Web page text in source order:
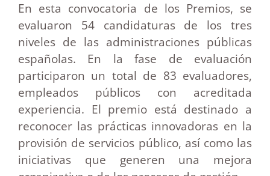
En esta convocatoria de los Premios, se
evaluaron 54 candidaturas de los tres
niveles de las administraciones públicas
españolas. En la fase de evaluación
participaron un total de 83 evaluadores,
empleados públicos con acreditada
experiencia. El premio está destinado a
reconocer las prácticas innovadoras en la
provisión de servicios público, así como las
iniciativas que generen una mejora